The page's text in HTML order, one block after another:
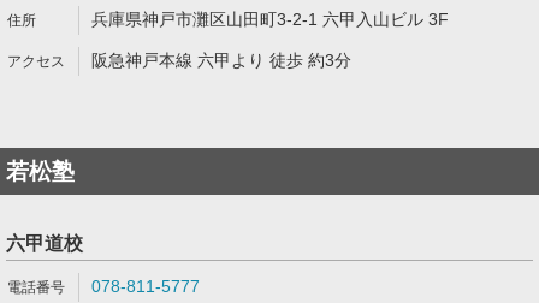
兵庫県神戸市灘区山田町3-2-1 六甲入山ビル 3F
阪急神戸本線 六甲より 徒歩 約3分
若松塾
六甲道校
078-811-5777